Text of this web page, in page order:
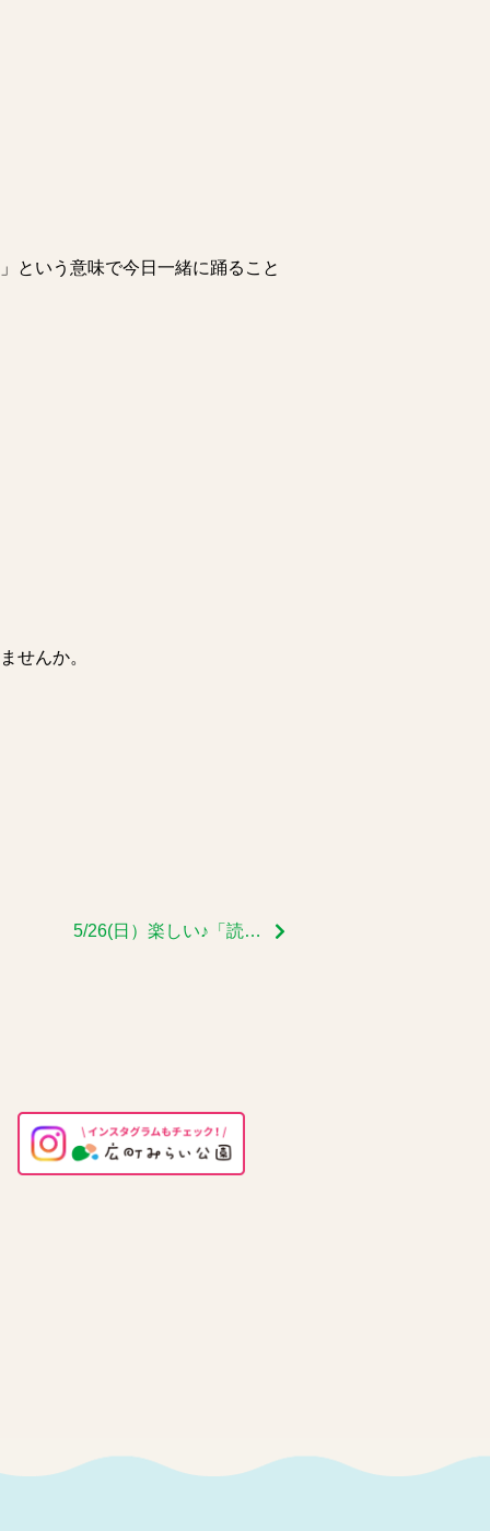
という意味で今日一緒に踊ること
せんか。
5/26(日）楽しい♪「読み聞かせの会」を開催します！